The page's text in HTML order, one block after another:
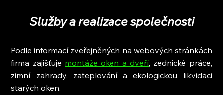
Služby a realizace společnosti
Podle informací zveřejněných na webových stránkách
firma zajišťuje montáže oken a dveří, zednické práce,
zimní zahrady, zateplování a ekologickou likvidaci
starých oken.